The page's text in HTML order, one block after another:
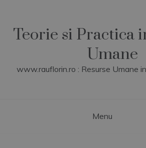
contentTeorie si Practica
Umane
www.rauflorin.ro : Resurse Umane
Menu